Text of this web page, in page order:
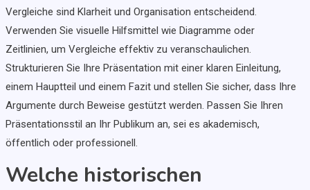
Vergleiche sind Klarheit und Organisation entscheidend.
Verwenden Sie visuelle Hilfsmittel wie Diagramme oder
Zeitlinien, um Vergleiche effektiv zu veranschaulichen.
Strukturieren Sie Ihre Präsentation mit einer klaren Einleitung,
einem Hauptteil und einem Fazit und stellen Sie sicher, dass Ihre
Argumente durch Beweise gestützt werden. Passen Sie Ihren
Präsentationsstil an Ihr Publikum an, sei es akademisch,
öffentlich oder professionell.
Welche historischen